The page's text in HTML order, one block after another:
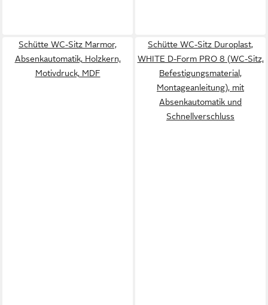
Schütte WC-Sitz Marmor,
Absenkautomatik, Holzkern,
Motivdruck, MDF
Schütte WC-Sitz Duroplast,
WHITE D-Form PRO 8 (WC-Sitz,
Befestigungsmaterial,
Montageanleitung), mit
Absenkautomatik und
Schnellverschluss